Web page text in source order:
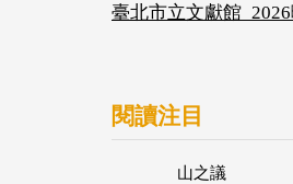
臺北市立文獻館
閱讀注目
山之議